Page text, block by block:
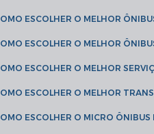
COMO ESCOLHER O MELHOR
COMO ESCOLHER O MELHOR
COMO ESCOLHER O MELHOR
COMO ESCOLHER O MELHOR
COMO ESCOLHER O MICRO